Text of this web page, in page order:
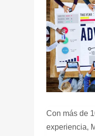
Con más de
experiencia,